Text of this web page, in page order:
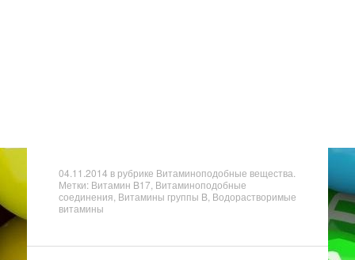
04.11.2014 в рубрике Витаминоподобные вещества
Метки: Витамин B17, Витаминоподобные
соединения, Витамины группы B, Водорастворимые
витамины